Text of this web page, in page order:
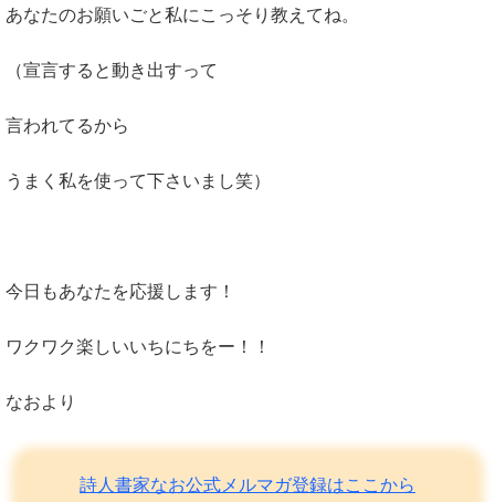
あなたのお願いごと私にこっそり教えてね。
（宣言すると動き出すって
言われてるから
うまく私を使って下さいまし笑）
今日もあなたを応援します！
ワクワク楽しいいちにちをー！！
なおより
詩人書家なお公式メルマガ登録はここから